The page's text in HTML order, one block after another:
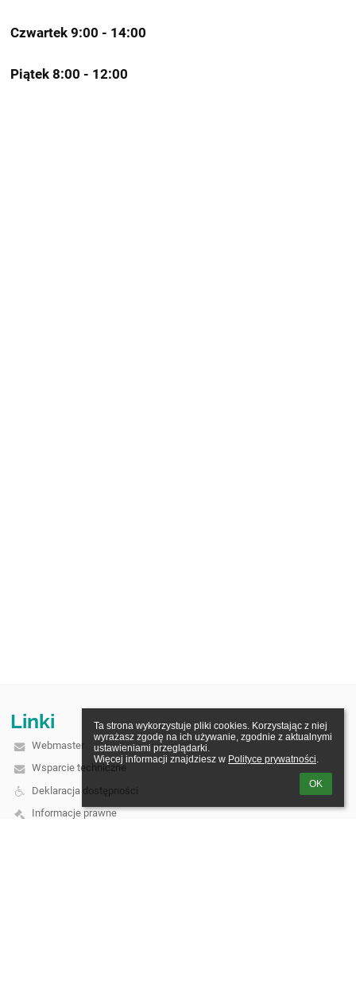
Ta strona wykorzystuje pliki cookies. Korzystając z niej
wyrażasz zgodę na ich używanie, zgodnie z aktualnymi
ustawieniami przeglądarki.
Więcej informacji znajdziesz w Polityce prywatności.
OK
Czwartek 9:00 - 14:00
Piątek 8:00 - 12:00
Linki
Webmaster
Wsparcie techniczne
Deklaracja dostępności
Informacje prawne